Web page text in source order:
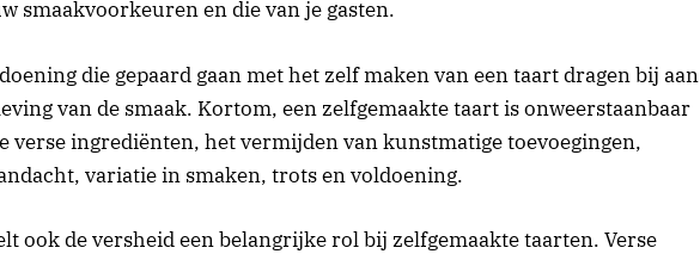
smaakvoorkeuren en die van je gasten.
die gepaard gaan met het zelf maken van een taart dragen bij aan
van de smaak. Kortom, een zelfgemaakte taart is onweerstaanbaar
verse ingrediënten, het vermijden van kunstmatige toevoegingen,
variatie in smaken, trots en voldoening.
ook de versheid een belangrijke rol bij zelfgemaakte taarten. Verse